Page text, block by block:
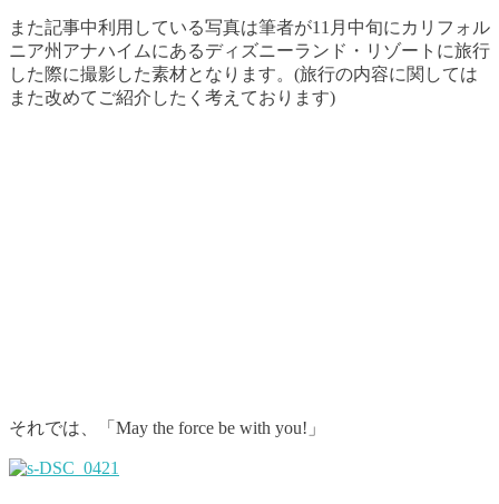
また記事中利用している写真は筆者が11月中旬にカリフォル
ニア州アナハイムにあるディズニーランド・リゾートに旅行
した際に撮影した素材となります。(旅行の内容に関しては
また改めてご紹介したく考えております)
それでは、「May the force be with you!」